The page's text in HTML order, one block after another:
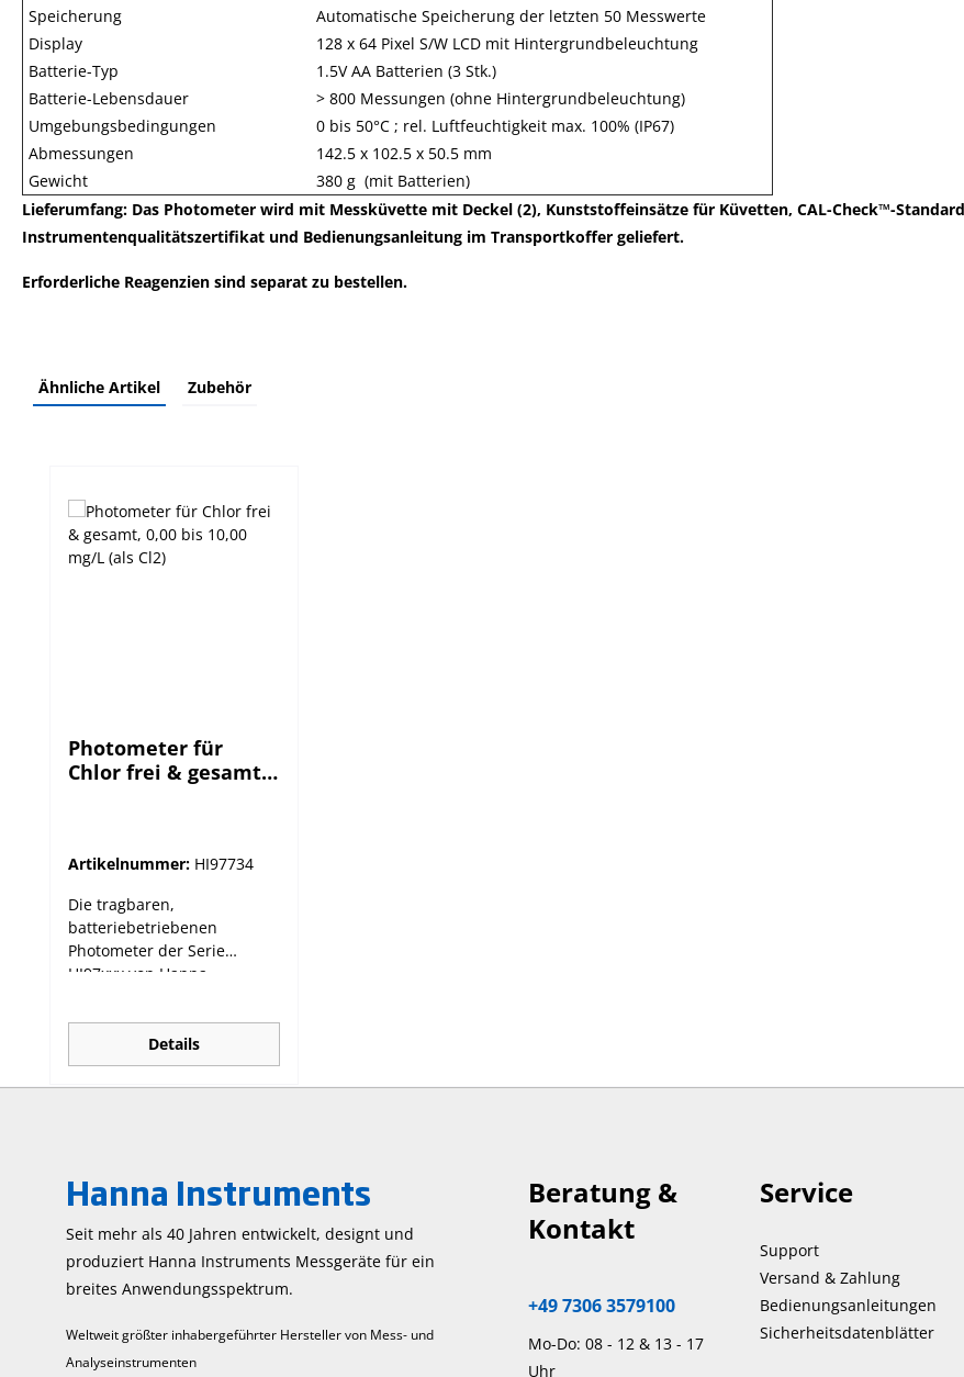
Speicherung
Automatische Speicherung der letzten 50 Messwerte
Display
128 x 64 Pixel S/W LCD mit Hintergrundbeleuchtung
Batterie-Typ
1.5V AA Batterien (3 Stk.)
Batterie-Lebensdauer
> 800 Messungen (ohne Hintergrundbeleuchtung)
Umgebungsbedingungen
0 bis 50°C ; rel. Luftfeuchtigkeit max. 100% (IP67)
Abmessungen
142.5 x 102.5 x 50.5 mm
Gewicht
380 g (mit Batterien)
Lieferumfang: Das Photometer wird mit Messküvette mit Deckel (2), Kunststoffeinsätze für Küvetten, CAL-Check™-
Instrumentenqualitätszertifikat und Bedienungsanleitung im Transportkoffer geliefert.
Erforderliche Reagenzien sind separat zu bestellen.
Ähnliche Artikel Zubehör
Photometer für
Chlor frei & gesamt,
Artikelnummer: HI97734
Die tragbaren,
batteriebetriebenen
Photometer der Serie
HI97xxx von Hanna
Nachfolgemodelle der
HI96xxx-Serie. Sie verbinden
Zuverlässigkeit, Genauigkeit
mit einfacher Bedienung.
Einzelparameter oder für
eine Auswahl verwandter
Parameter verfügbar. Die
neue Serie hat ein
fortschrittliches optisches
System, das eine
einen Schmalband-
Interferenzfilter verwendet,
Details
Hanna Instruments
Seit mehr als 40 Jahren entwickelt, designt und
produziert Hanna Instruments Mess­geräte für ein
breites Anwendungs­spektrum.
Weltweit größter inhabergeführter Hersteller von Mess- und
Analyseinstrumenten
Beratung &
Kontakt
+49 7306 3579100
Mo-Do: 08 - 12 & 13 - 17
Uhr
Service
Support
Versand & Zahlung
Bedienungsanleitungen
Sicherheitsdatenblätter